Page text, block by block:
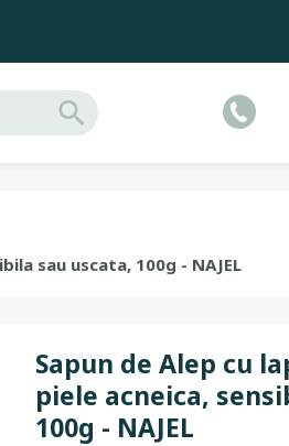
sau uscata, 100g - NAJEL
Sapun de Alep cu
piele acneica,
100g - NAJEL